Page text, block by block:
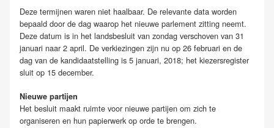
Deze termijnen waren niet haalbaar. De relevante data worden
bepaald door de dag waarop het nieuwe parlement zitting neemt.
Deze datum is in het landsbesluit van zondag verschoven van 31
januari naar 2 april. De verkiezingen zijn nu op 26 februari en de
dag van de kandidaatstelling is 5 januari, 2018; het kiezersregister
sluit op 15 december.
Nieuwe partijen
Het besluit maakt ruimte voor nieuwe partijen om zich te
organiseren en hun papierwerk op orde te brengen.